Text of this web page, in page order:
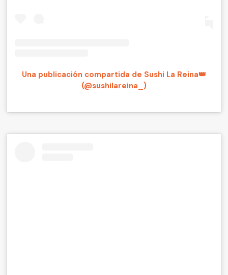
Una publicación compartida de Sushi La Reina👑
(@sushilareina_)